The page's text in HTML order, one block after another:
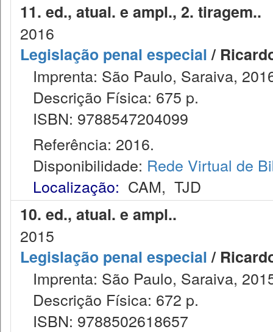
11. ed., atual. e ampl., 2.
2016
Legislação penal especial/
Imprenta: São Paulo, Saraiva,
Descrição Física: 675 p.
ISBN: 9788547204099
Referência: 2016.
Disponibilidade: Rede Virtual de
Localização: CAM, TJD
10. ed., atual. e ampl..
2015
Legislação penal especial/
Imprenta: São Paulo, Saraiva,
Descrição Física: 672 p.
ISBN: 9788502618657